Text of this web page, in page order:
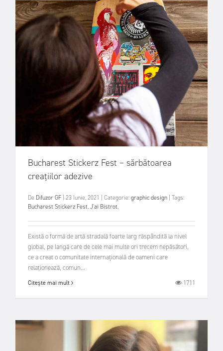
Bucharest Stickerz Fest – sărbătoarea
creațiilor adezive
De Difuzor GF 23 Iunie, 2021 Categorie:graphic design Tags:
Bucharest Stickerz Fest,J'ai Bistrot,
Există o formă de artă stradală foarte larg răspândită la nivel
global, pe langă care de cele mai multe ori trecem nepăsători,
ce a creat o comunitate internațională de oameni care
relaționează, comun...
Citește mai mult 1711